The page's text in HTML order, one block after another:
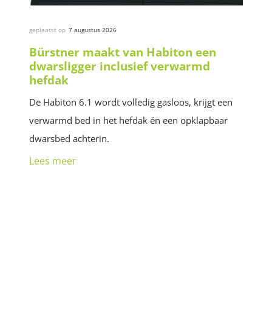
geplaatst op 7 augustus 2026
Bürstner maakt van Habiton een
dwarsligger inclusief verwarmd
hefdak
De Habiton 6.1 wordt volledig gasloos, krijgt een
verwarmd bed in het hefdak én een opklapbaar
dwarsbed achterin.
Lees meer